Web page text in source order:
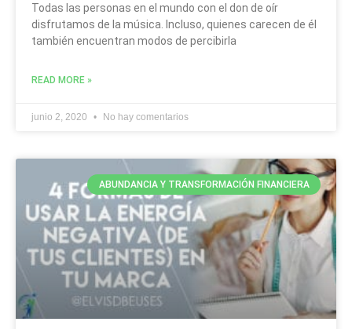
Todas las personas en el mundo con el don de oír
disfrutamos de la música. Incluso, quienes carecen de él
también encuentran modos de percibirla
READ MORE »
junio 2, 2020 No hay comentarios
ABUNDANCIA Y TRANSFORMACIÓN FINANCIERA